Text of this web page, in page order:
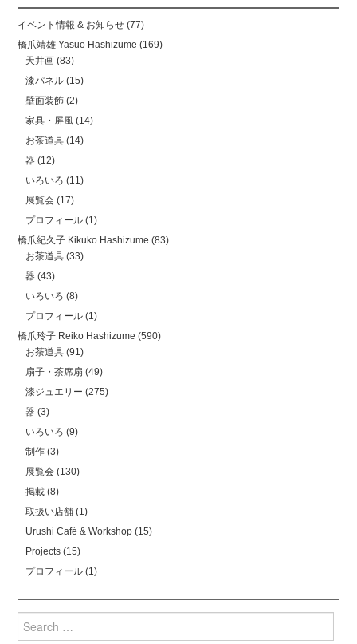
イベント情報 & お知らせ (77)
橋爪靖雄 Yasuo Hashizume (169)
天井画 (83)
漆パネル (15)
壁面装飾 (2)
家具・屏風 (14)
お茶道具 (14)
器 (12)
いろいろ (11)
展覧会 (17)
プロフィール (1)
橋爪紀久子 Kikuko Hashizume (83)
お茶道具 (33)
器 (43)
いろいろ (8)
プロフィール (1)
橋爪玲子 Reiko Hashizume (590)
お茶道具 (91)
扇子・茶席扇 (49)
漆ジュエリー (275)
器 (3)
いろいろ (9)
制作 (3)
展覧会 (130)
掲載 (8)
取扱い店舗 (1)
Urushi Café & Workshop (15)
Projects (15)
プロフィール (1)
for: